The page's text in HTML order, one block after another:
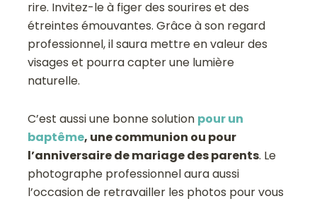
rire. Invitez-le à figer des sourires et des
étreintes émouvantes. Grâce à son regard
professionnel, il saura mettre en valeur des
visages et pourra capter une lumière
naturelle.
C’est aussi une bonne solution pour un
baptême, une communion ou pour
l’anniversaire de mariage des parents. Le
photographe professionnel aura aussi
l’occasion de retravailler les photos pour vous